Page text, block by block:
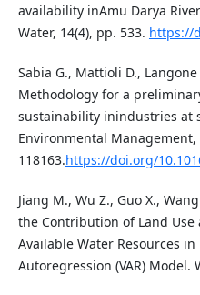
availability inAmu Darya
Water, 14(4), pp. 533. https://
Sabia G., Mattioli D., Langone
Methodology for a
sustainability inindustries at
Environmental Management,
118163.https://doi.org/
Jiang M., Wu Z., Guo X.,
the Contribution of Land Use
Available Water Resources
Autoregression (VAR) Model.